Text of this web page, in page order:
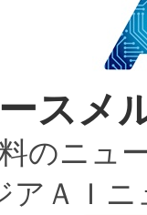
いて、自
あります
ルかか
）であ
、ピーク
な電力容
ます。こ
）違
よるダウ
細かな対
により、
ディテー
出
ース
のニュ
アＡＩ